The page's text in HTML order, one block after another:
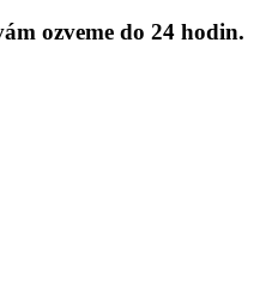
ozveme do 24 hodin.